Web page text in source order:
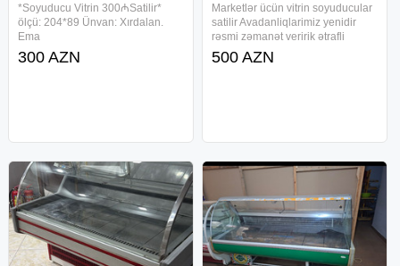
*Soyuducu Vitrin 300₼Satilir*
ölçü: 204*89 Ünvan: Xırdalan.
Ema
300 AZN
Marketlər ücün vitrin soyuducular
satilir Avadanliqlarimiz yenidir
rəsmi zəmanət veririk ətrafli
məlumat ücün əlaqə saxlayin
unvanimiza yaxinlaşib
500 AZN